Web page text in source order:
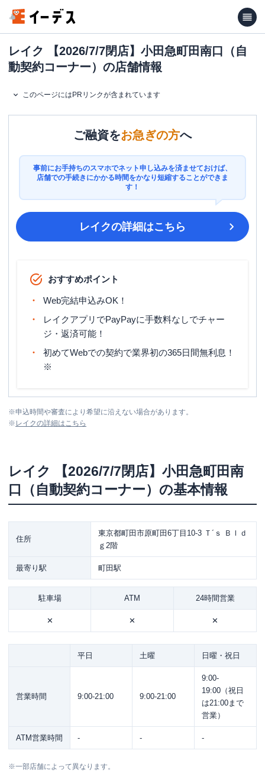
レイク 【2026/7/7閉店】小田急町田南口（自
動契約コーナー）の店舗情報
このページにはPRリンクが含まれています
ご融資をお急ぎの方へ
事前にお手持ちのスマホでネット申し込みを済ませておけば、
店舗での手続きにかかる時間をかなり短縮することができま
す！
レイクの詳細はこちら
おすすめポイント
Web完結申込みOK！
レイクアプリでPayPayに手数料なしでチャー
ジ・返済可能！
初めてWebでの契約で業界初の365日間無利息！
※
※申込時間や審査により希望に沿えない場合があります。
※ レイクの詳細はこちら
レイク
【2026/7/7閉店】小田急町田南
口（自動契約コーナー） の基本情報
住所
東京都町田市原町田6丁目10-3 Ｔ´ｓ Ｂｌｄ
ｇ2階
最寄り駅 町田駅
駐車場 ATM 24時間営業
✕ ✕ ✕
平日 土曜 日曜・祝日
営業時間 9:00-21:00 9:00-21:00
9:00-
19:00（祝日
は21:00まで
営業）
ATM営業時間 - - -
※一部店舗によって異なります。